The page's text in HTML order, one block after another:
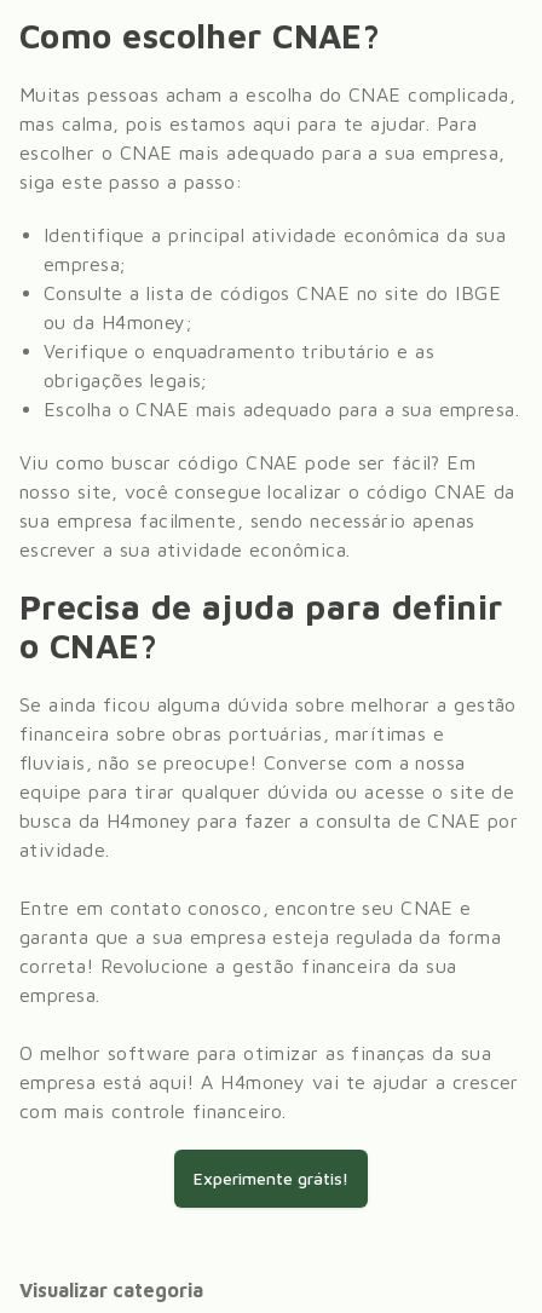
Como escolher CNAE?
Muitas pessoas acham a escolha do CNAE complicada,
mas calma, pois estamos aqui para te ajudar. Para
escolher o CNAE mais adequado para a sua empresa,
siga este passo a passo:
Identifique a principal atividade econômica da sua
empresa;
Consulte a lista de códigos CNAE no site do IBGE
ou da H4money;
Verifique o enquadramento tributário e as
obrigações legais;
Escolha o CNAE mais adequado para a sua empresa.
Viu como buscar código CNAE pode ser fácil? Em
nosso site, você consegue localizar o código CNAE da
sua empresa facilmente, sendo necessário apenas
escrever a sua atividade econômica.
Precisa de ajuda para definir
o CNAE?
Se ainda ficou alguma dúvida sobre melhorar a gestão
financeira sobre obras portuárias, marítimas e
fluviais , não se preocupe! Converse com a nossa
equipe para tirar qualquer dúvida ou acesse o site de
busca da H4money para fazer a consulta de CNAE por
atividade.
Entre em contato conosco, encontre seu CNAE e
garanta que a sua empresa esteja regulada da forma
correta! Revolucione a gestão financeira da sua
empresa.
O melhor software para otimizar as finanças da sua
empresa está aqui! A H4money vai te ajudar a crescer
com mais controle financeiro.
Experimente grátis!
Visualizar categoria